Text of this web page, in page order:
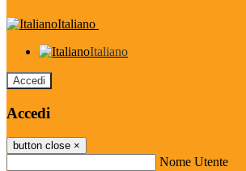
Italiano
Italiano
Accedi
Accedi
button close ×
Nome Utente